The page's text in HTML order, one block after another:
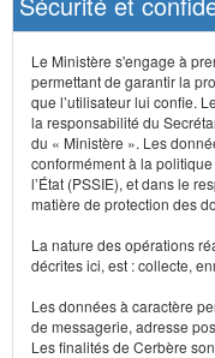
Le Ministère s'engage à
permettant de garantir la
que l’utilisateur lui confie.
la responsabilité du
du « Ministère ». Les
conformément à la
l’État (PSSIE), et dans le
matière de protection des
La nature des opérations
décrites ici, est : collecte,
Les données à caractère
de messagerie, adresse
Les finalités de Cerbère